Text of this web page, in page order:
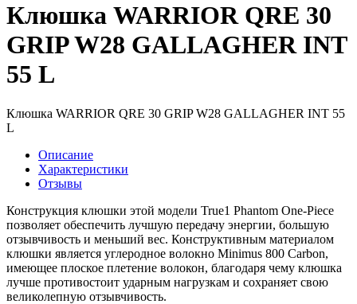
Клюшка WARRIOR QRE 30
GRIP W28 GALLAGHER INT
55 L
Клюшка WARRIOR QRE 30 GRIP W28 GALLAGHER INT 55
L
Описание
Характеристики
Отзывы
Конструкция клюшки этой модели True1 Phantom One-Piece
позволяет обеспечить лучшую передачу энергии, большую
отзывчивость и меньший вес. Конструктивным материалом
клюшки является углеродное волокно Minimus 800 Carbon,
имеющее плоское плетение волокон, благодаря чему клюшка
лучше противостоит ударным нагрузкам и сохраняет свою
великолепную отзывчивость.